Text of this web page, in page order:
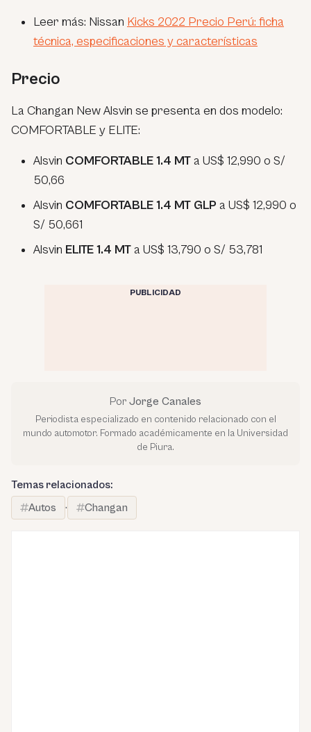
Leer más: Nissan Kicks 2022 Precio Perú: ficha
técnica, especificaciones y características
Precio
La Changan New Alsvin se presenta en dos modelo:
COMFORTABLE y ELITE:
Alsvin COMFORTABLE 1.4 MTa US$ 12,990 o S/
50,66
Alsvin COMFORTABLE 1.4 MT GLP a US$ 12,990 o
S/ 50,661
Alsvin ELITE 1.4 MTa US$ 13,790 o S/ 53,781
PUBLICIDAD
Por Jorge Canales
Periodista especializado en contenido relacionado con el
mundo automotor. Formado académicamente en la Universidad
de Piura.
Temas relacionados:
Autos
· Changan